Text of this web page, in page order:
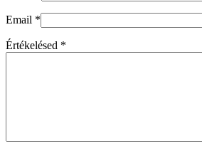
Email *
Értékelésed *